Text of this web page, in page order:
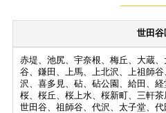
世田谷
赤堤、池尻、宇奈根、梅丘、大蔵
谷、鎌田、上馬、上北沢、上祖師
沢、喜多見、砧、砧公園、給田、経
桜、桜丘、桜上水、桜新町、三軒茶
世田谷、祖師谷、代沢、太子堂、